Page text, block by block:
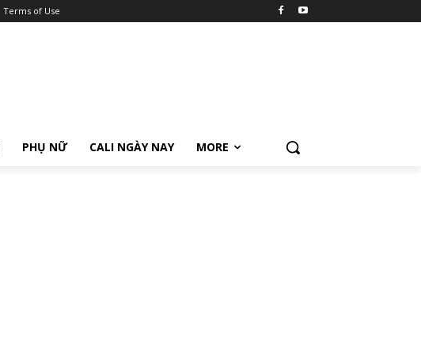
Terms of Use
PHỤ NỮ CALI NGÀY NAY MORE